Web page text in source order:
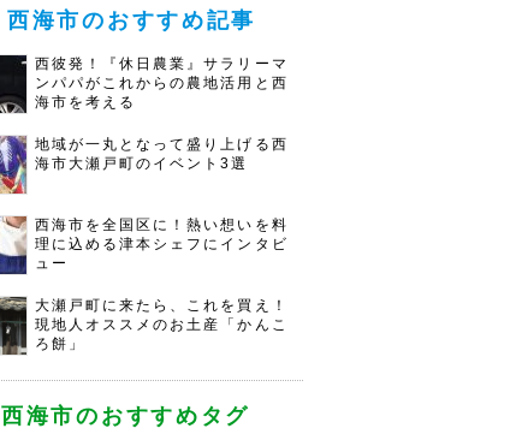
西海市のおすすめ記事
西彼発！『休日農業』サラリーマ
ンパパがこれからの農地活用と西
海市を考える
地域が一丸となって盛り上げる西
海市大瀬戸町のイベント3選
西海市を全国区に！熱い想いを料
理に込める津本シェフにインタビ
ュー
大瀬戸町に来たら、これを買え！
現地人オススメのお土産「かんこ
ろ餅」
西海市のおすすめタグ